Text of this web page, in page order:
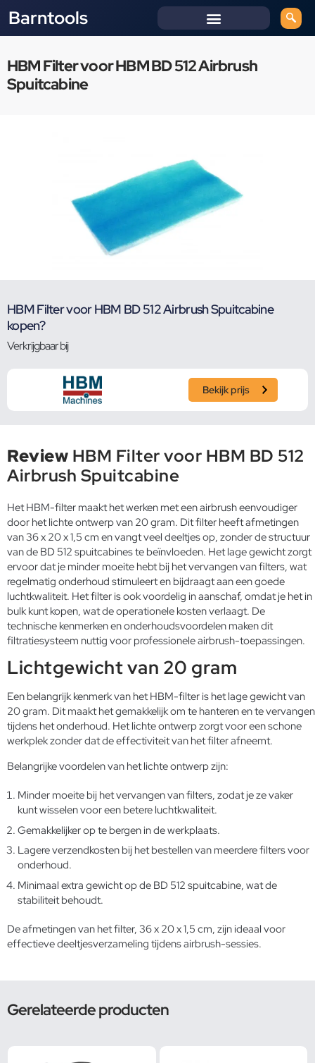
Barntools
HBM Filter voor HBM BD 512 Airbrush
Spuitcabine
HBM Filter voor HBM BD 512 Airbrush Spuitcabine
kopen?
Verkrijgbaar bij
Bekijk prijs
Review HBM Filter voor HBM BD 512
Airbrush Spuitcabine
Het HBM-filter maakt het werken met een airbrush eenvoudiger
door het lichte ontwerp van 20 gram. Dit filter heeft afmetingen
van 36 x 20 x 1,5 cm en vangt veel deeltjes op, zonder de structuur
van de BD 512 spuitcabines te beïnvloeden. Het lage gewicht zorgt
ervoor dat je minder moeite hebt bij het vervangen van filters, wat
regelmatig onderhoud stimuleert en bijdraagt aan een goede
luchtkwaliteit. Het filter is ook voordelig in aanschaf, omdat je het in
bulk kunt kopen, wat de operationele kosten verlaagt. De
technische kenmerken en onderhoudsvoordelen maken dit
filtratiesysteem nuttig voor professionele airbrush-toepassingen.
Lichtgewicht van 20 gram
Een belangrijk kenmerk van het HBM-filter is het lage gewicht van
20 gram. Dit maakt het gemakkelijk om te hanteren en te vervangen
tijdens het onderhoud. Het lichte ontwerp zorgt voor een schone
werkplek zonder dat de effectiviteit van het filter afneemt.
Belangrijke voordelen van het lichte ontwerp zijn:
Minder moeite bij het vervangen van filters, zodat je ze vaker
kunt wisselen voor een betere luchtkwaliteit.
Gemakkelijker op te bergen in de werkplaats.
Lagere verzendkosten bij het bestellen van meerdere filters voor
onderhoud.
Minimaal extra gewicht op de BD 512 spuitcabine, wat de
stabiliteit behoudt.
De afmetingen van het filter, 36 x 20 x 1,5 cm, zijn ideaal voor
effectieve deeltjesverzameling tijdens airbrush-sessies.
Gerelateerde producten